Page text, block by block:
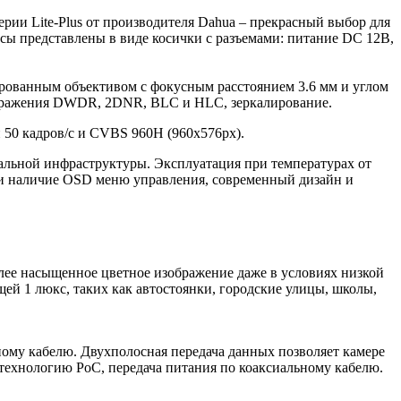
Lite-Plus от производителя Dahua – прекрасный выбор для
представлены в виде косички с разъемами: питание DC 12В,
объективом с фокусным расстоянием 3.6 мм и углом
DWDR, 2DNR, BLC и HLC, зеркалирование.
кадров/с и CVBS 960H (960x576px).
инфраструктуры. Эксплуатация при температурах от
и наличие OSD меню управления, современный дизайн и
насыщенное цветное изображение даже в условиях низкой
1 люкс, таких как автостоянки, городские улицы, школы,
кабелю. Двухполосная передача данных позволяет камере
PoC, передача питания по коаксиальному кабелю.